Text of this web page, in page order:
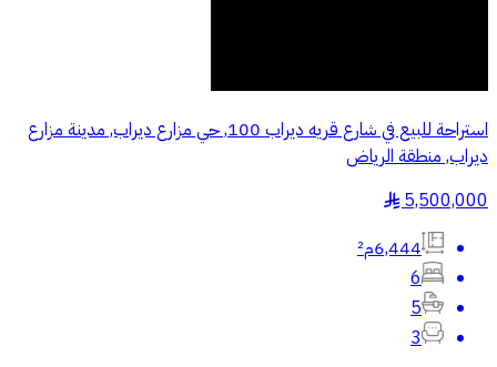
استراحة للبيع في شارع قريه ديراب 100, حي مزارع ديراب, مدينة مزارع
ديراب, منطقة الرياض
5,500,000
§
6,444م²
6
5
3